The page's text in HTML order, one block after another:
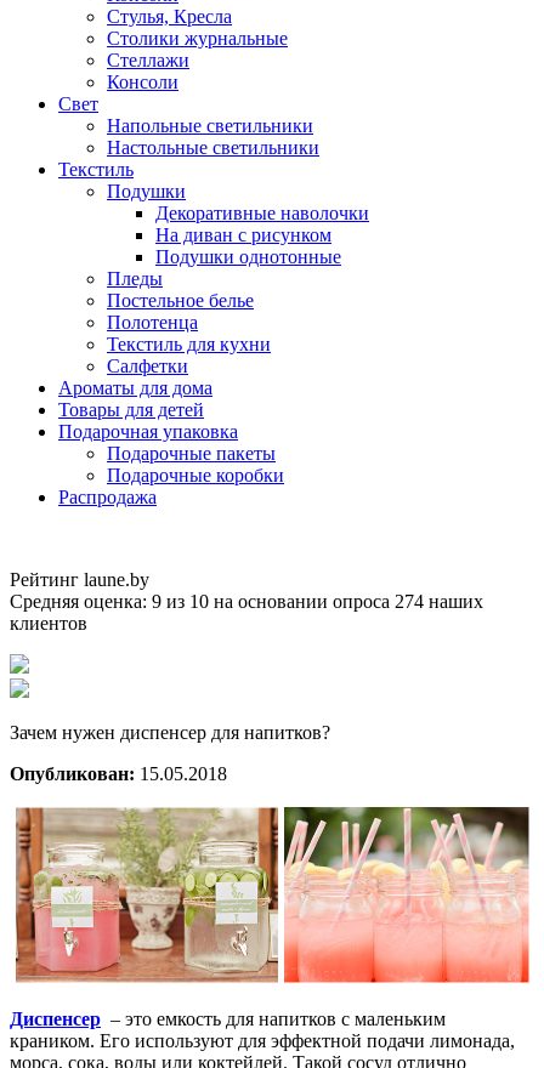
Стулья, Кресла
Столики журнальные
Стеллажи
Консоли
Свет
Напольные светильники
Настольные светильники
Текстиль
Подушки
Декоративные наволочки
На диван с рисунком
Подушки однотонные
Пледы
Постельное белье
Полотенца
Текстиль для кухни
Салфетки
Ароматы для дома
Товары для детей
Подарочная упаковка
Подарочные пакеты
Подарочные коробки
Распродажа
Рейтинг laune.by
Средняя оценка: 9 из 10 на основании опроса 274 наших
клиентов
Зачем нужен диспенсер для напитков?
Опубликован: 15.05.2018
Диспенсер – это емкость для напитков с маленьким
краником. Его используют для эффектной подачи лимонада,
морса, сока, воды или коктейлей. Такой сосуд отлично